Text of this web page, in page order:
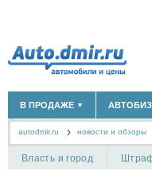
В ПРОДАЖЕ ▼
НОВЫЕ АВТОМОБИЛИ
АВТОМОБИЛИ С ПРОБЕГОМ
autodmir.ru новости и обзоры
Власть и город